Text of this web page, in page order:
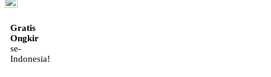
Gratis
Ongkir
se-
Indonesia!